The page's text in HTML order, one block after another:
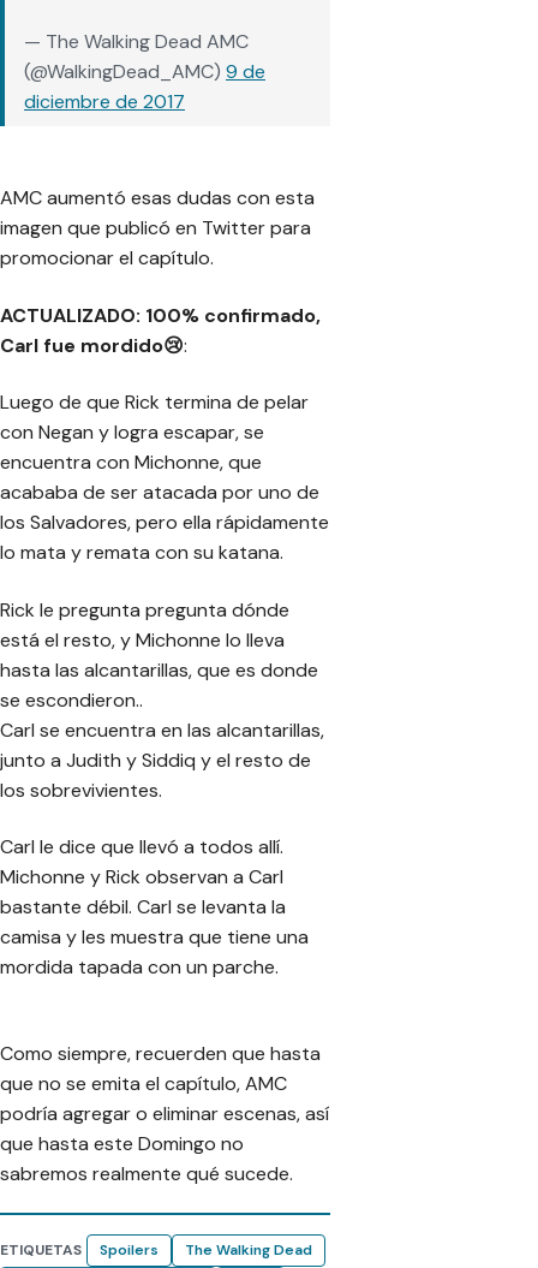
— The Walking Dead AMC
(@WalkingDead_AMC) 9 de
diciembre de 2017
AMC aumentó esas dudas con esta
imagen que publicó en Twitter para
promocionar el capítulo.
ACTUALIZADO: 100% confirmado,
Carl fue mordido😢:
Luego de que Rick termina de pelar
con Negan y logra escapar, se
encuentra con Michonne, que
acababa de ser atacada por uno de
los Salvadores, pero ella rápidamente
lo mata y remata con su katana.
Rick le pregunta pregunta dónde
está el resto, y Michonne lo lleva
hasta las alcantarillas, que es donde
se escondieron..
Carl se encuentra en las alcantarillas,
junto a Judith y Siddiq y el resto de
los sobrevivientes.
Carl le dice que llevó a todos allí.
Michonne y Rick observan a Carl
bastante débil. Carl se levanta la
camisa y les muestra que tiene una
mordida tapada con un parche.
Como siempre, recuerden que hasta
que no se emita el capítulo, AMC
podría agregar o eliminar escenas, así
que hasta este Domingo no
sabremos realmente qué sucede.
ETIQUETAS Spoilers
The Walking Dead